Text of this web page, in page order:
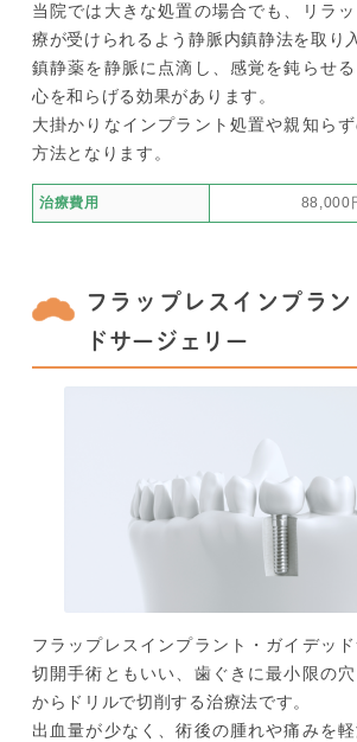
当院では大きな処置の場合でも、リラ
療が受けられるよう静脈内鎮静法を取り
鎮静薬を静脈に点滴し、感覚を鈍らせ
心を和らげる効果があります。
大掛かりなインプラント処置や親知ら
方法となります。
治療費用 88,000
フラップレスインプラ
ドサージェリー
フラップレスインプラント・ガイデッ
切開手術ともいい、歯ぐきに最小限の
からドリルで切削する治療法です。
出血量が少なく、術後の腫れや痛みを